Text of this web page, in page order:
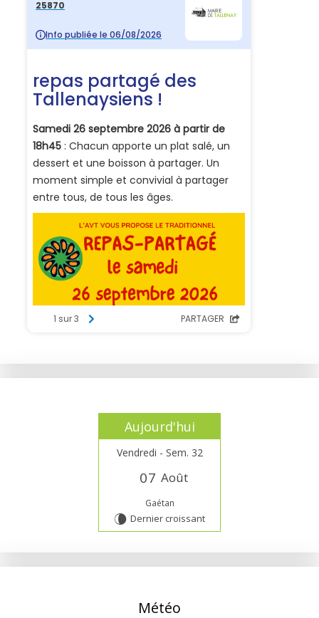
Aujourd'hui
Vendredi - Sem. 32
07 Août
Gaétan
V Dernier croissant
Météo